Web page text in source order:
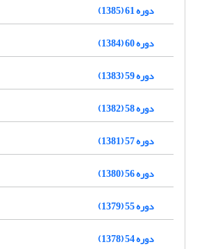
دوره 61 (1385)
دوره 60 (1384)
دوره 59 (1383)
دوره 58 (1382)
دوره 57 (1381)
دوره 56 (1380)
دوره 55 (1379)
دوره 54 (1378)